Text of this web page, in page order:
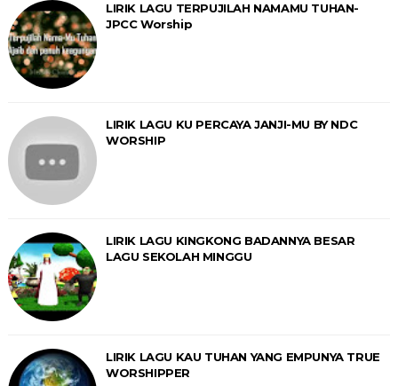
LIRIK LAGU TERPUJILAH NAMAMU TUHAN-
JPCC Worship
LIRIK LAGU KU PERCAYA JANJI-MU BY NDC
WORSHIP
LIRIK LAGU KINGKONG BADANNYA BESAR
LAGU SEKOLAH MINGGU
LIRIK LAGU KAU TUHAN YANG EMPUNYA TRUE
WORSHIPPER